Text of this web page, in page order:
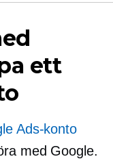
ett
Ads-konto
med Google.